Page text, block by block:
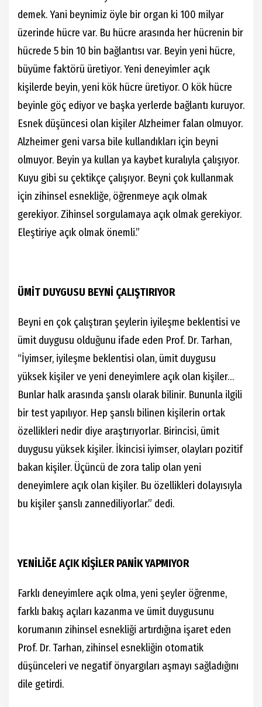
demek. Yani beynimiz öyle bir organ ki 100 milyar
üzerinde hücre var. Bu hücre arasında her hücrenin bir
hücrede 5 bin 10 bin bağlantısı var. Beyin yeni hücre,
büyüme faktörü üretiyor. Yeni deneyimler açık
kişilerde beyin, yeni kök hücre üretiyor. O kök hücre
beyinle göç ediyor ve başka yerlerde bağlantı kuruyor.
Esnek düşüncesi olan kişiler Alzheimer falan olmuyor.
Alzheimer geni varsa bile kullandıkları için beyni
olmuyor. Beyin ya kullan ya kaybet kuralıyla çalışıyor.
Kuyu gibi su çektikçe çalışıyor. Beyni çok kullanmak
için zihinsel esnekliğe, öğrenmeye açık olmak
gerekiyor. Zihinsel sorgulamaya açık olmak gerekiyor.
Eleştiriye açık olmak önemli.”
ÜMİT DUYGUSU BEYNİ ÇALIŞTIRIYOR
Beyni en çok çalıştıran şeylerin iyileşme beklentisi ve
ümit duygusu olduğunu ifade eden Prof. Dr. Tarhan,
“İyimser, iyileşme beklentisi olan, ümit duygusu
yüksek kişiler ve yeni deneyimlere açık olan kişiler…
Bunlar halk arasında şanslı olarak bilinir. Bununla ilgili
bir test yapılıyor. Hep şanslı bilinen kişilerin ortak
özellikleri nedir diye araştırıyorlar. Birincisi, ümit
duygusu yüksek kişiler. İkincisi iyimser, olayları pozitif
bakan kişiler. Üçüncü de zora talip olan yeni
deneyimlere açık olan kişiler. Bu özellikleri dolayısıyla
bu kişiler şanslı zannediliyorlar.” dedi.
YENİLİĞE AÇIK KİŞİLER PANİK YAPMIYOR
Farklı deneyimlere açık olma, yeni şeyler öğrenme,
farklı bakış açıları kazanma ve ümit duygusunu
korumanın zihinsel esnekliği artırdığına işaret eden
Prof. Dr. Tarhan, zihinsel esnekliğin otomatik
düşünceleri ve negatif önyargıları aşmayı sağladığını
dile getirdi.